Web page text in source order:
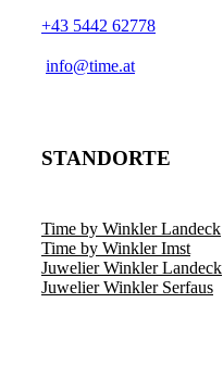
+43 5442 62778
­info@time.at
STANDORTE
Time by Winkler Landeck
Time by Winkler Imst
Juwelier Winkler Landeck
Juwelier Winkler Serfaus